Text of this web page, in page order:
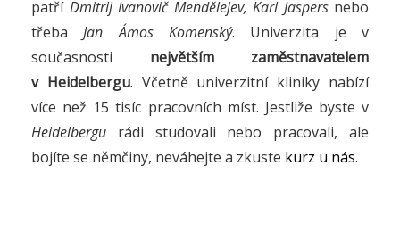
patří Dmitrij Ivanovič Mendělejev, Karl Jaspersnebo
třebaJan Ámos Komenský. Univerzita je v
současnosti největším zaměstnavatelem
v Heidelbergu. Včetně univerzitní kliniky nabízí
více než 15 tisíc pracovních míst. Jestliže byste v
Heidelbergu rádi studovali nebo pracovali, ale
bojíte se němčiny, neváhejte a zkuste kurz u nás.